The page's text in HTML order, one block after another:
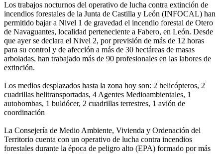
Los trabajos nocturnos del operativo de lucha contra extinción de
incendios forestales de la Junta de Castilla y León (INFOCAL) han
permitido bajar a Nivel 1 de gravedad el incendio forestal de Otero
de Navaguantes, localidad perteneciente a Fabero, en León. Desde
que ayer se declara el Nivel 2, por previsión de más de 12 horas
para su control y de afección a más de 30 hectáreas de masas
arboladas, han trabajado más de 90 profesionales en las labores de
extinción.
Los medios desplazados hasta la zona hoy son: 2 helicópteros, 2
cuadrillas helitransportadas, 4 Agentes Medioambientales, 1
autobombas, 1 buldócer, 2 cuadrillas terrestres, 1 avión de
coordinación
La Consejería de Medio Ambiente, Vivienda y Ordenación del
Territorio cuenta con un operativo de lucha contra incendios
forestales durante la época de peligro alto (EPA) formado por más